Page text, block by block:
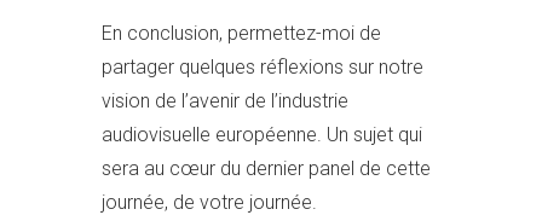
En conclusion, permettez-moi de
partager quelques réflexions sur notre
vision de l’avenir de l’industrie
audiovisuelle européenne. Un sujet qui
sera au cœur du dernier panel de cette
journée, de votre journée.